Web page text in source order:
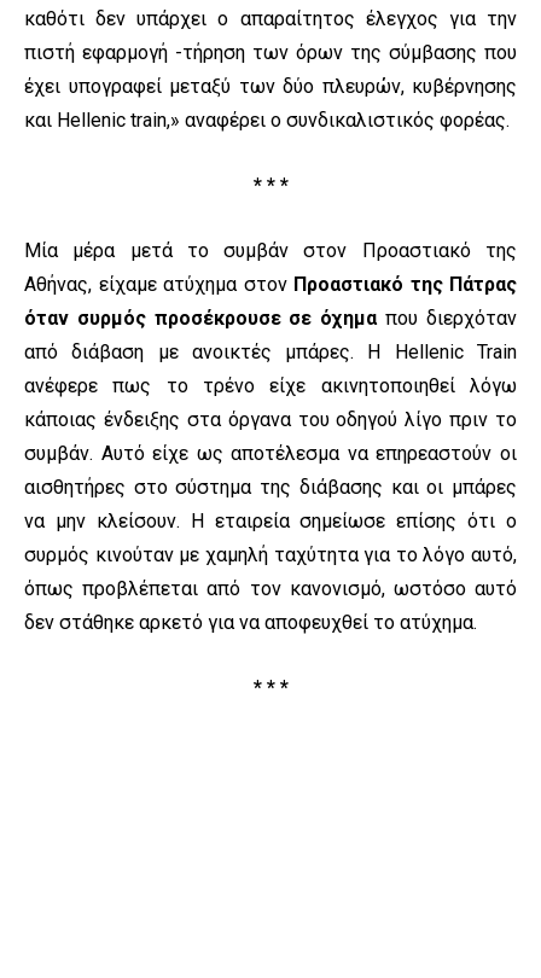
καθότι δεν υπάρχει ο απαραίτητος έλεγχος για την
πιστή εφαρμογή -τήρηση των όρων της σύμβασης που
έχει υπογραφεί μεταξύ των δύο πλευρών, κυβέρνησης
και Hellenic train,» αναφέρει ο συνδικαλιστικός φορέας.
* * *
Μία μέρα μετά το συμβάν στον Προαστιακό της
Αθήνας, είχαμε ατύχημα στον Προαστιακό της Πάτρας
όταν συρμός προσέκρουσε σε όχημαπου διερχόταν
από διάβαση με ανοικτές μπάρες. Η Hellenic Train
ανέφερε πως το τρένο είχε ακινητοποιηθεί λόγω
κάποιας ένδειξης στα όργανα του οδηγού λίγο πριν το
συμβάν. Αυτό είχε ως αποτέλεσμα να επηρεαστούν οι
αισθητήρες στο σύστημα της διάβασης και οι μπάρες
να μην κλείσουν. Η εταιρεία σημείωσε επίσης ότι ο
συρμός κινούταν με χαμηλή ταχύτητα για το λόγο αυτό,
όπως προβλέπεται από τον κανονισμό, ωστόσο αυτό
δεν στάθηκε αρκετό για να αποφευχθεί το ατύχημα.
* * *